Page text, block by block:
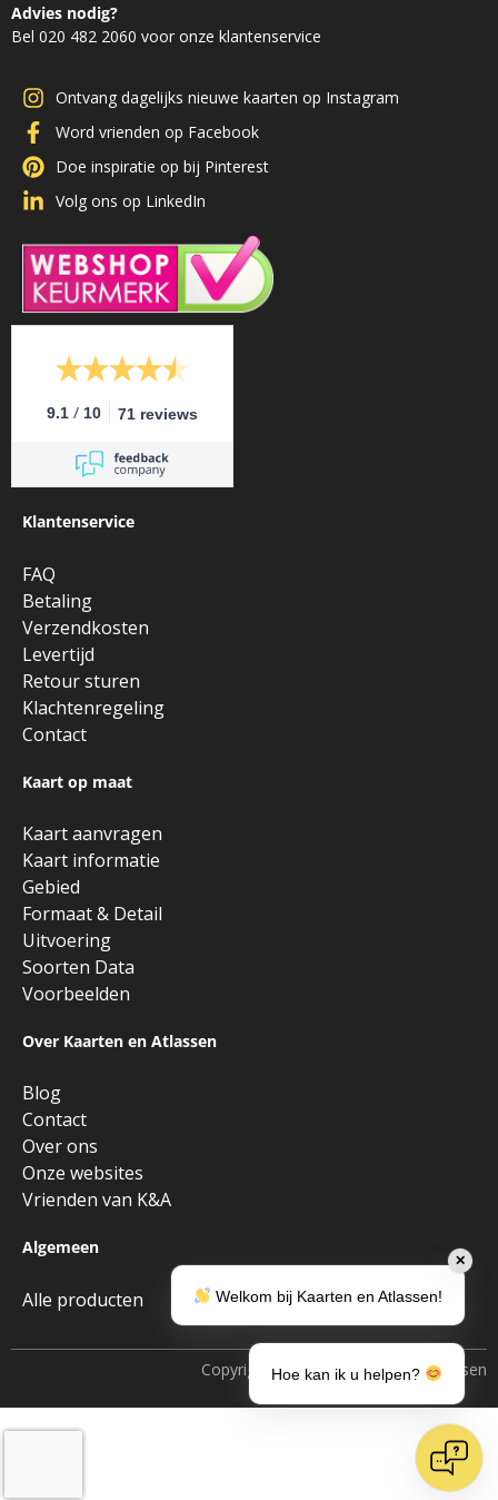
Advies nodig?
Bel 020 482 2060 voor onze klantenservice
Ontvang dagelijks nieuwe kaarten op Instagram
Word vrienden op Facebook
Doe inspiratie op bij Pinterest
Volg ons op LinkedIn
9.1 / 10 71 reviews
Klantenservice
FAQ
Betaling
Verzendkosten
Levertijd
Retour sturen
Klachtenregeling
Contact
Kaart op maat
Kaart aanvragen
Kaart informatie
Gebied
Formaat & Detail
Uitvoering
Soorten Data
Voorbeelden
Over Kaarten en Atlassen
Blog
Contact
Over ons
Onze websites
Vrienden van K&A
Algemeen
Alle producten
Copyright © 2026 • Kaarten en Atlassen
✕
Welkom bij Kaarten en Atlassen!
Hoe kan ik u helpen?